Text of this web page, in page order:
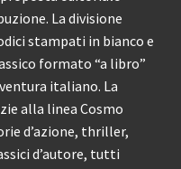
La divisione
stampati in bianco e
formato “a libro”
italiano. La
alla linea Cosmo
d’azione, thriller,
d’autore, tutti